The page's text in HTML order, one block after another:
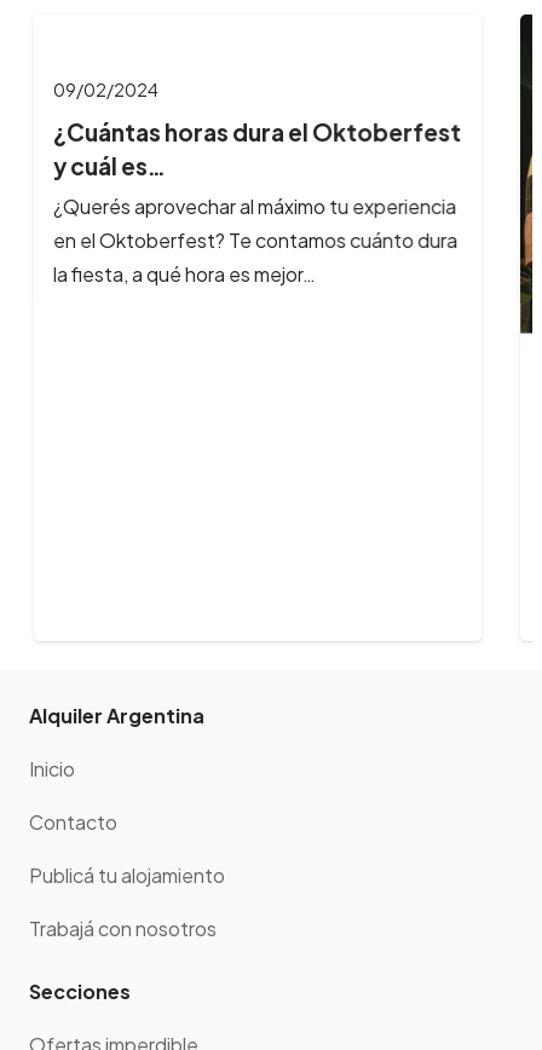
09/02/2024
¿Cuántas horas dura el Oktoberfest
y cuál es…
¿Querés aprovechar al máximo tu experiencia
en el Oktoberfest? Te contamos cuánto dura
la fiesta, a qué hora es mejor…
Alquiler Argentina
Inicio
Contacto
Publicá tu alojamiento
Trabajá con nosotros
Secciones